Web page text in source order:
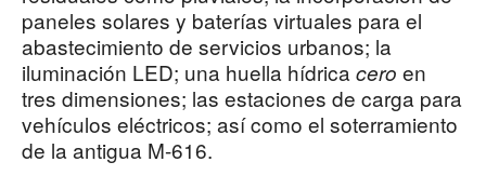
paneles solares y baterías virtuales para el
abastecimiento de servicios urbanos; la
iluminación LED; una huella hídrica cero en
tres dimensiones; las estaciones de carga para
vehículos eléctricos; así como el soterramiento
de la antigua M-616.